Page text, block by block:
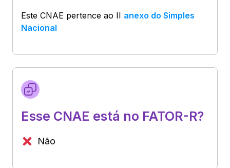
Este CNAE pertence ao II anexo do Simples
Nacional
Esse CNAE está no FATOR-R?
Não